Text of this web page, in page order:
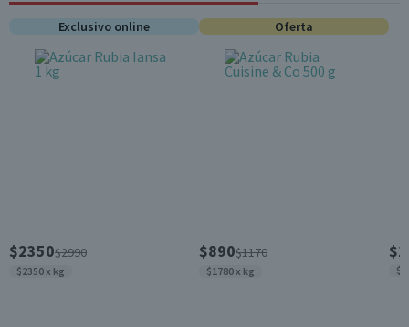
Exclusivo online
$2350$2990
$2350 x kg
Oferta
$890$1170
$1780 x kg